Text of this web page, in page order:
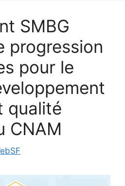
SMBG
progression
pour le
qualité
CNAM